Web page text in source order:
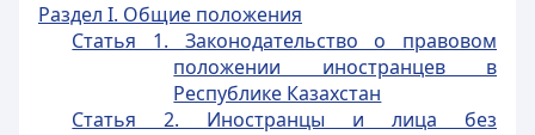
Раздел I. Общие положения
Статья 1. Законодательство о правовом
положении иностранцев в
Республике Казахстан
Статья 2. Иностранцы и лица без